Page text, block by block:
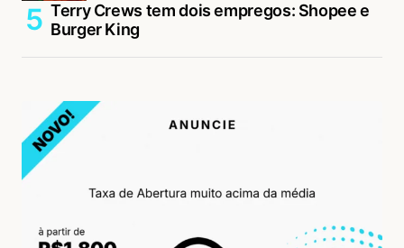
Terry Crews tem dois empregos: Shopee e
Burger King